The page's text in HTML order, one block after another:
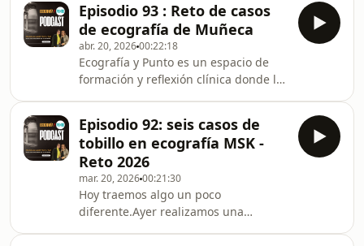
Venezuela nos recuerdan que,
cuando una emergencia ocurre, no
hay tiempo para improvisar. En esos
primeros minutos, la ecografía Point
of Care (POCUS) puede convertirse en
una de las herramientas más valiosas
para orientar el diagnóstico, priorizar
la
Episodio 93 : Reto de casos
de ecografía de Muñeca
abr. 20, 202600:22:18
Ecografía y Punto es un espacio de
formación y reflexión clínica donde la
de toma de decisiones.A través de
casos reales, experiencias de consulta
y análisis práctico, la Dra. Saichy Díaz
y la Dra. Susana Manso comparten
cómo integrar la ecografía en la
práctica diaria con criterio, seguridad
y sentido clínico.Aquí no solo
Episodio 92: seis casos de
tobillo en ecografía MSK -
Reto 2026
mar. 20, 202600:21:30
Hoy traemos algo un poco
diferente.Ayer realizamos una